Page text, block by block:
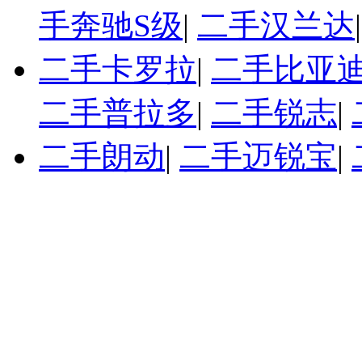
手奔驰S级| 二手汉兰达
二手卡罗拉| 二手比亚
二手普拉多| 二手锐志|
二手朗动| 二手迈锐宝|